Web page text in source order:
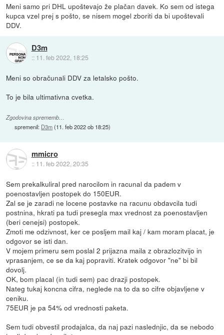
Meni samo pri DHL upoštevajo že plačan davek. Ko sem od istega
kupca vzel prej s pošto, se nisem mogel zboriti da bi upoštevali
DDV.
D3m
:: 11. feb 2022, 18:25
Meni so obračunali DDV za letalsko pošto.
To je bila ultimativna cvetka.
Zgodovina sprememb…
spremenil: D3m(11. feb 2022 ob 18:25)
mmicro
:: 11. feb 2022, 20:35
Sem prekalkuliral pred narocilom in racunal da padem v
poenostavljen postopek do 150EUR.
Zal se je zaradi ne locene postavke na racunu obdavcila tudi
postnina, hkrati pa tudi presegla max vrednost za poenostavljen
(beri cenejsi) postopek.
Zmoti me odzivnost, ker ce posljem mail kaj / kam moram placat, je
odgovor se isti dan.
V mojem primeru sem poslal 2 prijazna maila z obrazlozitvijo in
vprasanjem, ce se da kaj popraviti. Kratek odgovor "ne" bi bil
dovolj.
OK, bom placal (in tudi sem) pac drazji postopek.
Nateg tukaj koncna cifra, neglede na to da so cifre objavljene v
ceniku.
75EUR je pa 54% od vrednosti paketa.
Sem tudi obvestil prodajalca, da naj pazi naslednjic, da se nebodo